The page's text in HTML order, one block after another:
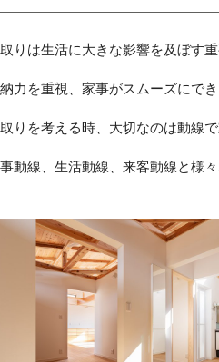
りは生活に大きな影響を及ぼす
力を重視、家事がスムーズにで
りを考える時、大切なのは動線
動線、生活動線、来客動線と様